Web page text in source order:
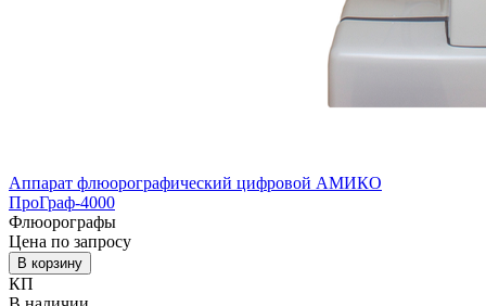
Аппарат флюорографический цифровой АМИКО
ПроГраф-4000
Флюорографы
Цена по запросу
В корзину
КП